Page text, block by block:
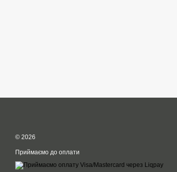
© 2026
Приймаємо до оплати